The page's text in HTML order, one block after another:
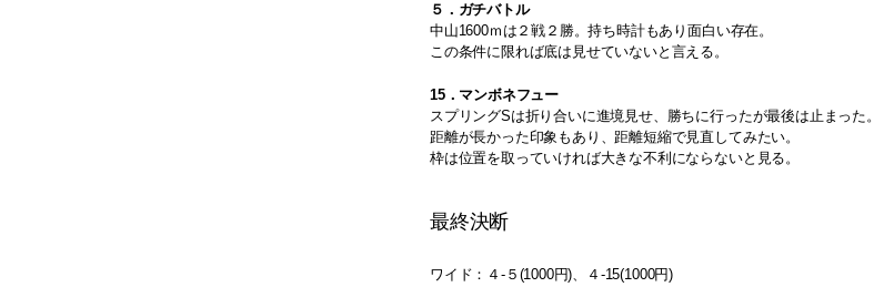
５．ガチバトル
中山1600ｍは２戦２勝。持ち時計もあり面白い存在。
この条件に限れば底は見せていないと言える。
15．マンボネフュー
スプリングSは折り合いに進境見せ、勝ちに行ったが最後は止まった。
距離が長かった印象もあり、距離短縮で見直してみたい。
枠は位置を取っていければ大きな不利にならないと見る。
最終決断
ワイド：４-５(1000円)、４-15(1000円)